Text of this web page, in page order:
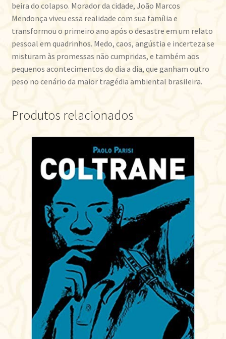
beira do colapso. Morador da cidade, João Marcos
Mendonça viveu essa realidade com sua família e
transformou o primeiro ano após o desastre em um relato
pessoal em quadrinhos. Medo, caos, angústia e incerteza se
misturam às promessas não cumpridas, e também aos
pequenos acontecimentos do dia a dia, que ganham outro
peso no cenário da maior tragédia ambiental brasileira.
Produtos relacionados